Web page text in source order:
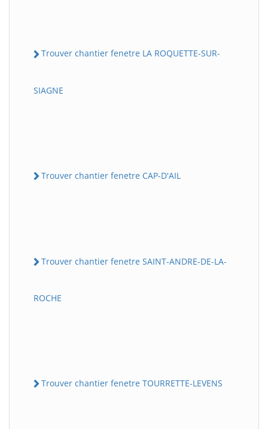
Trouver chantier fenetre LA ROQUETTE-SUR-
SIAGNE
Trouver chantier fenetre CAP-D'AIL
Trouver chantier fenetre SAINT-ANDRE-DE-LA-
ROCHE
Trouver chantier fenetre TOURRETTE-LEVENS